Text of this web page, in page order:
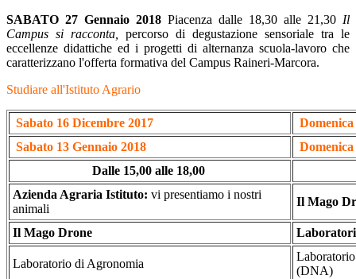
SABATO 27 Gennaio 2018 Piacenza dalle 18,30 alle 21,30 Il
Campus si racconta, percorso di degustazione sensoriale tra le
eccellenze didattiche ed i progetti di alternanza scuola-lavoro che
caratterizzano l'offerta formativa del Campus Raineri-Marcora.
Studiare all'Istituto Agrario
Sabato 16 Dicembre 2017
Sabato 13 Gennaio 2018
Domenica
Dalle 15,00 alle 18,00
Azienda Agraria Istituto: vi presentiamo i nostri
animali
Il Mago
Il Mago Drone
Laboratorio di Agronomia
(DNA)